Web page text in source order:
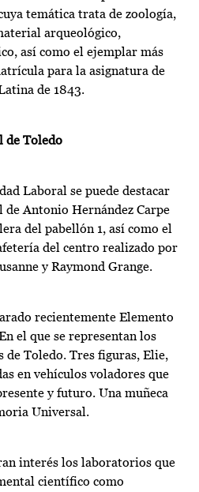
temática trata de zoología,
arqueológico,
así como el ejemplar más
para la asignatura de
de 1843.
de Toledo
Laboral se puede destacar
Antonio Hernández Carpe
del pabellón 1, así como el
del centro realizado por
y Raymond Grange.
recientemente Elemento
el que se representan los
Toledo. Tres figuras, Elie,
en vehículos voladores que
y futuro. Una muñeca
Universal.
interés los laboratorios que
científico como